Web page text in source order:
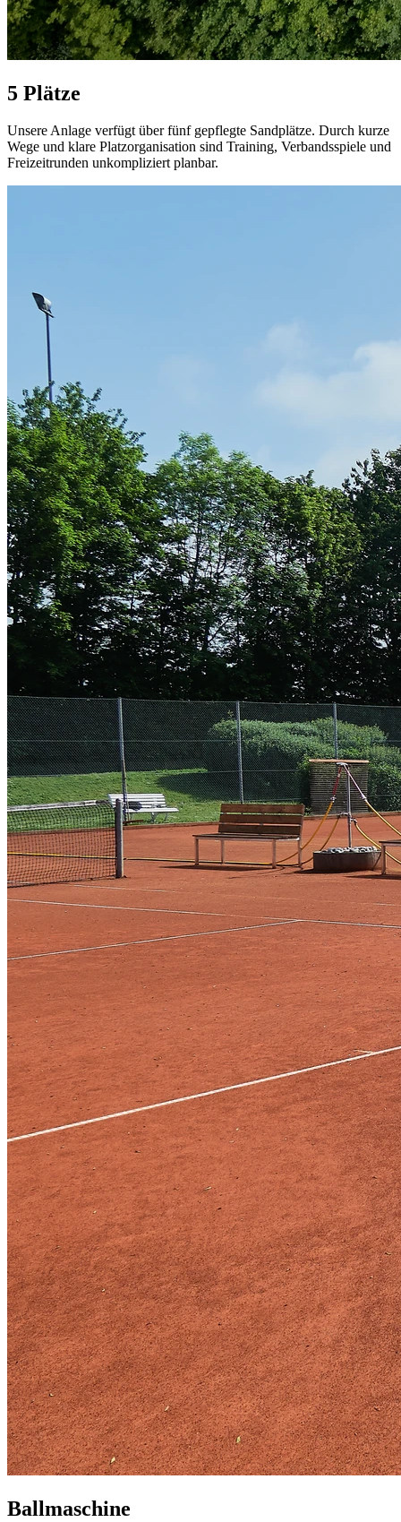
5 Plätze
Unsere Anlage verfügt über fünf gepflegte Sandplätze. Durch kurze
Wege und klare Platzorganisation sind Training, Verbandsspiele und
Freizeitrunden unkompliziert planbar.
Ballmaschine